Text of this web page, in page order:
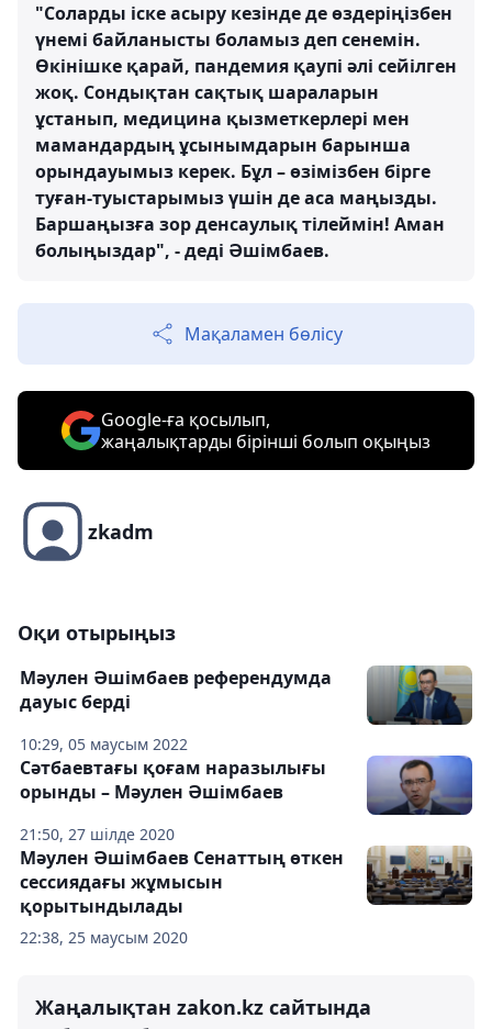
"Соларды іске асыру кезінде де өздеріңізбен
үнемі байланысты боламыз деп сенемін.
Өкінішке қарай, пандемия қаупі әлі сейілген
жоқ. Сондықтан сақтық шараларын
ұстанып, медицина қызметкерлері мен
мамандардың ұсынымдарын барынша
орындауымыз керек. Бұл – өзімізбен бірге
туған-туыстарымыз үшін де аса маңызды.
Баршаңызға зор денсаулық тілеймін! Аман
болыңыздар", - деді Әшімбаев.
Мақаламен бөлісу
Google-ға қосылып,
жаңалықтарды бірінші болып оқыңыз
zkadm
Оқи отырыңыз
10:29, 05 маусым 2022
Мәулен Әшімбаев референдумда
дауыс берді
21:50, 27 шілде 2020
Сәтбаевтағы қоғам наразылығы
орынды – Мәулен Әшімбаев
22:38, 25 маусым 2020
Мәулен Әшімбаев Сенаттың өткен
сессиядағы жұмысын
қорытындылады
Жаңалықтан zakon.kz сайтында